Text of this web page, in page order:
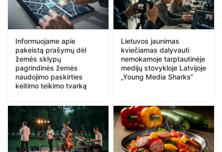
Informuojame apie
pakeistą prašymų dėl
žemės sklypų
pagrindinės žemės
naudojimo paskirties
keitimo teikimo tvarką
Lietuvos jaunimas
kviečiamas dalyvauti
nemokamoje tarptautinėje
medijų stovykloje Latvijoje
„Young Media Sharks“